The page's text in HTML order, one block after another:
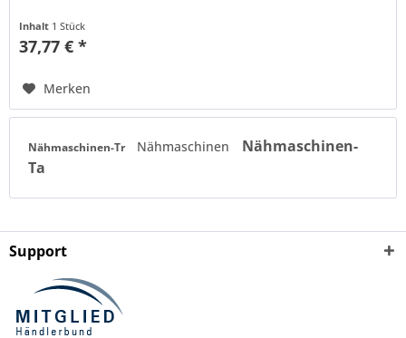
Inhalt 1 Stück
37,77 € *
Merken
Nähmaschinen-Tr Nähmaschinen
Nähmaschinen-
Ta
Support